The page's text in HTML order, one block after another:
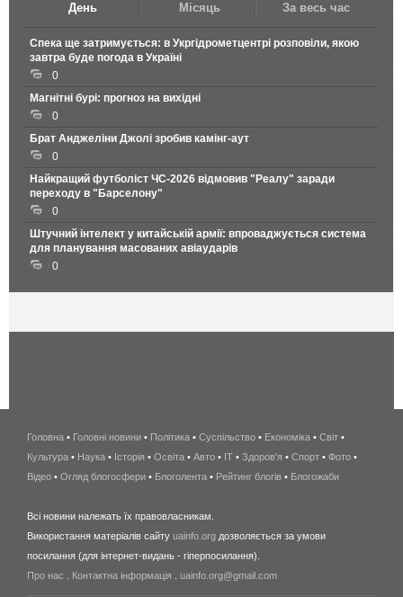
День Місяць За весь час
Спека ще затримується: в Укргідрометцентрі розповіли, якою
завтра буде погода в Україні
0
Магнітні бурі: прогноз на вихідні
0
Брат Анджеліни Джолі зробив камінг-аут
0
Найкращий футболіст ЧС-2026 відмовив "Реалу" заради
переходу в "Барселону"
0
Штучний інтелект у китайській армії: впроваджується система
для планування масованих авіаударів
0
беспроводной
интернет
киев
wimax
в
Головна • Головні новини • Політика • Суспільство • Економіка • Світ •
Культура • Наука • Історія • Освіта • Авто • IT • Здоров'я • Спорт • Фото •
Відео • Огляд блогосфери • Блоголента • Рейтинг блогів • Блогожаби
Всі новини належать їх правовласникам.
Використання матеріалів сайту uainfo.org дозволяється за умови
посилання (для інтернет-видань - гіперпосилання).
Про нас
Контактна інформація uainfo.org@gmail.com